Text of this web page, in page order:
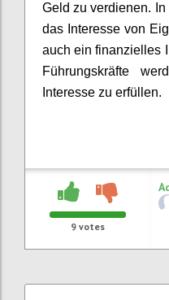
Geld zu verdienen. In
das Interesse von
auch ein finanzielles
Führungskräfte
Interesse zu erfüllen.
9 votes